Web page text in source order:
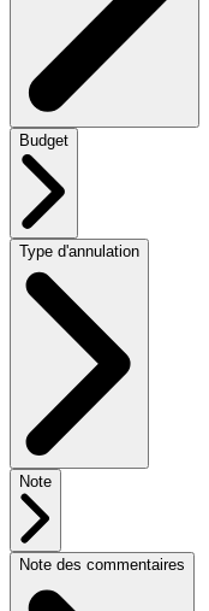
Budget
Type d'annulation
Note
Note des commentaires